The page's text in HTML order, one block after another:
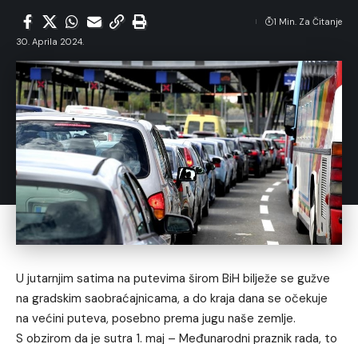
30. Aprila 2024.
1 Min. Za Čitanje
U jutarnjim satima na putevima širom BiH bilježe se gužve
na gradskim saobraćajnicama, a do kraja dana se očekuje
na većini puteva, posebno prema jugu naše zemlje.
S obzirom da je sutra 1. maj – Međunarodni praznik rada, to